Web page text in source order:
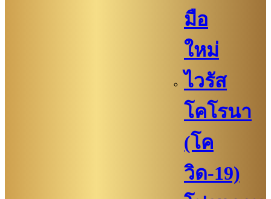
มือ
ใหม่
ไวรัส
โคโรนา
(โค
วิด-19)